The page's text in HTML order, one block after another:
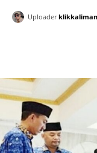
Uploader